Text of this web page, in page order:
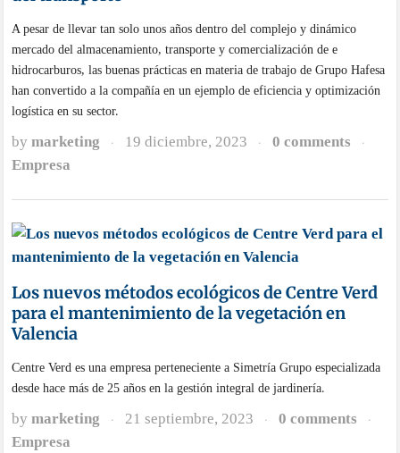
A pesar de llevar tan solo unos años dentro del complejo y dinámico
mercado del almacenamiento, transporte y comercialización de e
hidrocarburos, las buenas prácticas en materia de trabajo de Grupo Hafesa
han convertido a la compañía en un ejemplo de eficiencia y optimización
logística en su sector.
bymarketing · 19 diciembre, 2023 · 0 comments ·
Empresa
Los nuevos métodos ecológicos de Centre Verd
para el mantenimiento de la vegetación en
Valencia
Centre Verd es una empresa perteneciente a Simetría Grupo especializada
desde hace más de 25 años en la gestión integral de jardinería.
bymarketing · 21 septiembre, 2023 · 0 comments ·
Empresa